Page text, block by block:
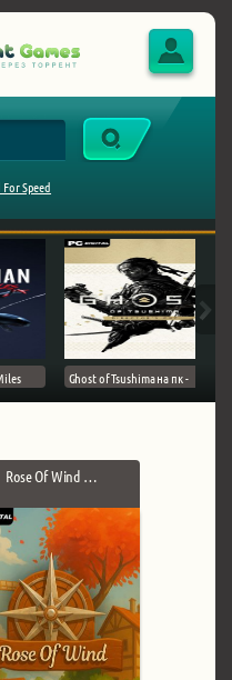
For Speed
Ghost of Tsushima на пк -
Rose Of Wind …